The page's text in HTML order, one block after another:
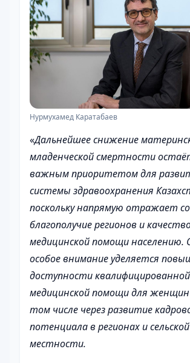
Нурмухамед Каратабаев
«Дальнейшее снижение
младенческой смертности
важным приоритетом для
системы здравоохранения
поскольку напрямую отражает
благополучие регионов и
медицинской помощи населению.
особое внимание уделяется
доступности квалифицированной
медицинской помощи для
том числе через развитие
потенциала в регионах и сельской
местности.